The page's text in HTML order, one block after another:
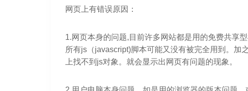
网页上有错误原因：
1.网页本身的问题,目前许多网站都是用的免费共享
所有js（javascript)脚本可能又没有被完全用到。加
上找不到js对象。就会显示出网页有问题的现象。